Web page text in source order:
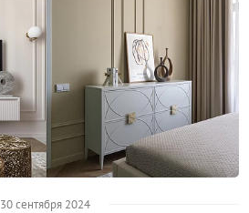
30 сентября 2024